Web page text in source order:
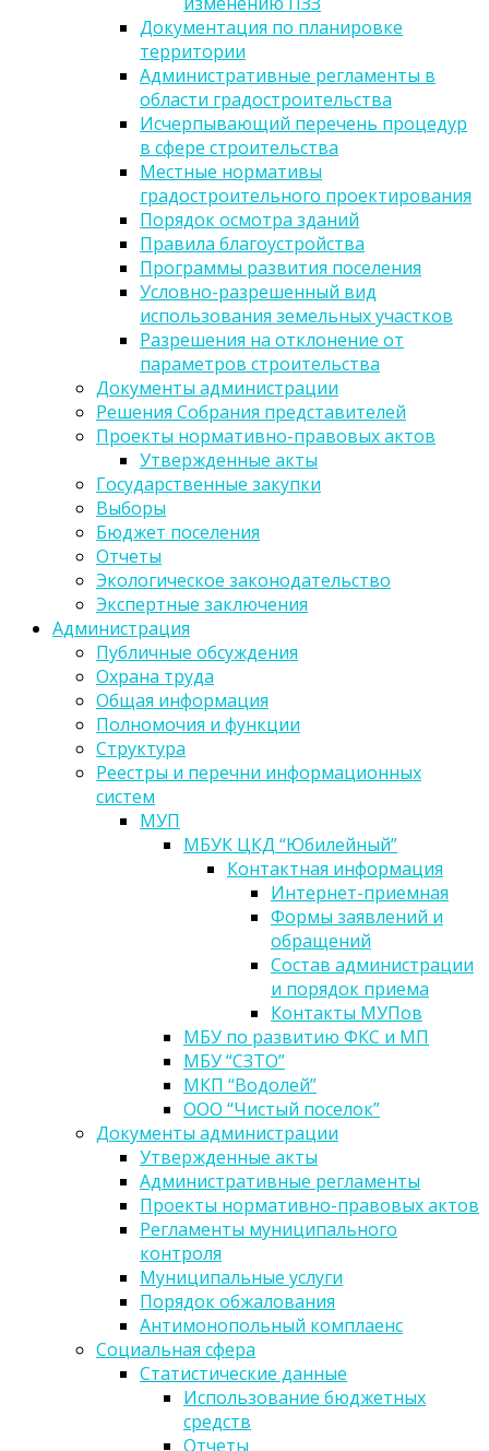
Документация по планировке
территории
Административные регламенты в
области градостроительства
Исчерпывающий перечень процедур
в сфере строительства
Местные нормативы
градостроительного проектирования
Порядок осмотра зданий
Правила благоустройства
Программы развития поселения
Условно-разрешенный вид
использования земельных участков
Разрешения на отклонение от
параметров строительства
Документы администрации
Решения Собрания представителей
Проекты нормативно-правовых актов
Утвержденные акты
Государственные закупки
Выборы
Бюджет поселения
Отчеты
Экологическое законодательство
Экспертные заключения
Администрация
Публичные обсуждения
Охрана труда
Общая информация
Полномочия и функции
Структура
Реестры и перечни информационных
систем
МУП
МБУК ЦКД “Юбилейный”
Контактная информация
Интернет-приемная
Формы заявлений и
обращений
Состав администрации
и порядок приема
Контакты МУПов
МБУ по развитию ФКС и МП
МБУ “СЗТО”
МКП “Водолей”
ООО “Чистый поселок”
Документы администрации
Утвержденные акты
Административные регламенты
Проекты нормативно-правовых актов
Регламенты муниципального
контроля
Муниципальные услуги
Порядок обжалования
Антимонопольный комплаенс
Социальная сфера
Статистические данные
Использование бюджетных
средств
Отчеты